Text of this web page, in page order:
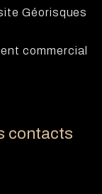
Géorisques
commercial
contacts